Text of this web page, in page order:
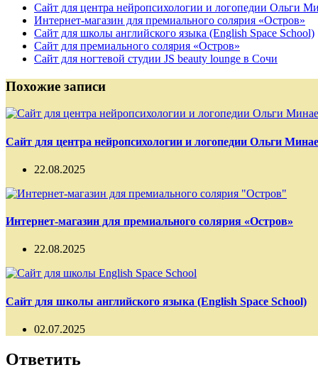
Сайт для центра нейропсихологии и логопедии Ольги
Интернет-магазин для премиального солярия «Остров»
Сайт для школы английского языка (English Space School)
Сайт для премиального солярия «Остров»
Сайт для ногтевой студии JS beauty lounge в Сочи
Похожие записи
Сайт для центра нейропсихологии и логопедии Ольги
22.08.2025
Интернет-магазин для премиального солярия «Остров»
22.08.2025
Сайт для школы английского языка (English Space School)
02.07.2025
Ответить